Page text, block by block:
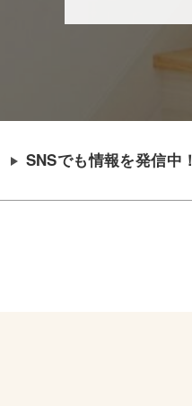
SNSでも情報を発信中！